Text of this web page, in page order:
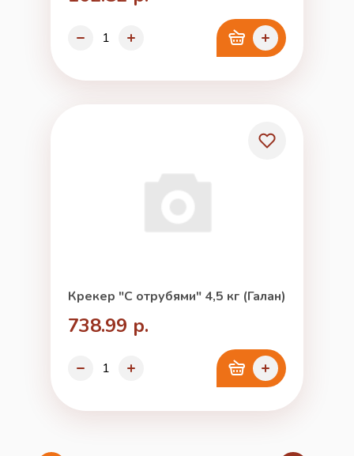
Крекер "С отрубями" 4,5 кг (Галан)
738.99 р.